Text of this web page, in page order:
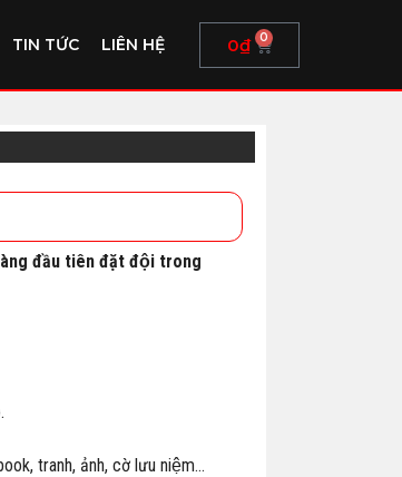
TIN TỨC LIÊN HỆ 0₫ 0
đầu tiên đặt đội trong
tranh, ảnh, cờ lưu niệm…